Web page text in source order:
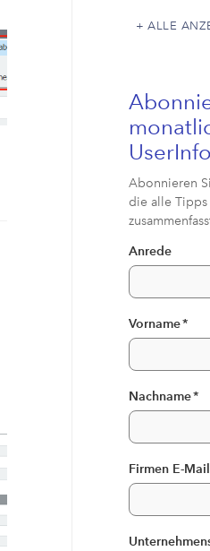
ALLE
UserInfo
Abonnieren
die alle Tipps
Anrede
Vorname*
Nachname*
Firmen E-